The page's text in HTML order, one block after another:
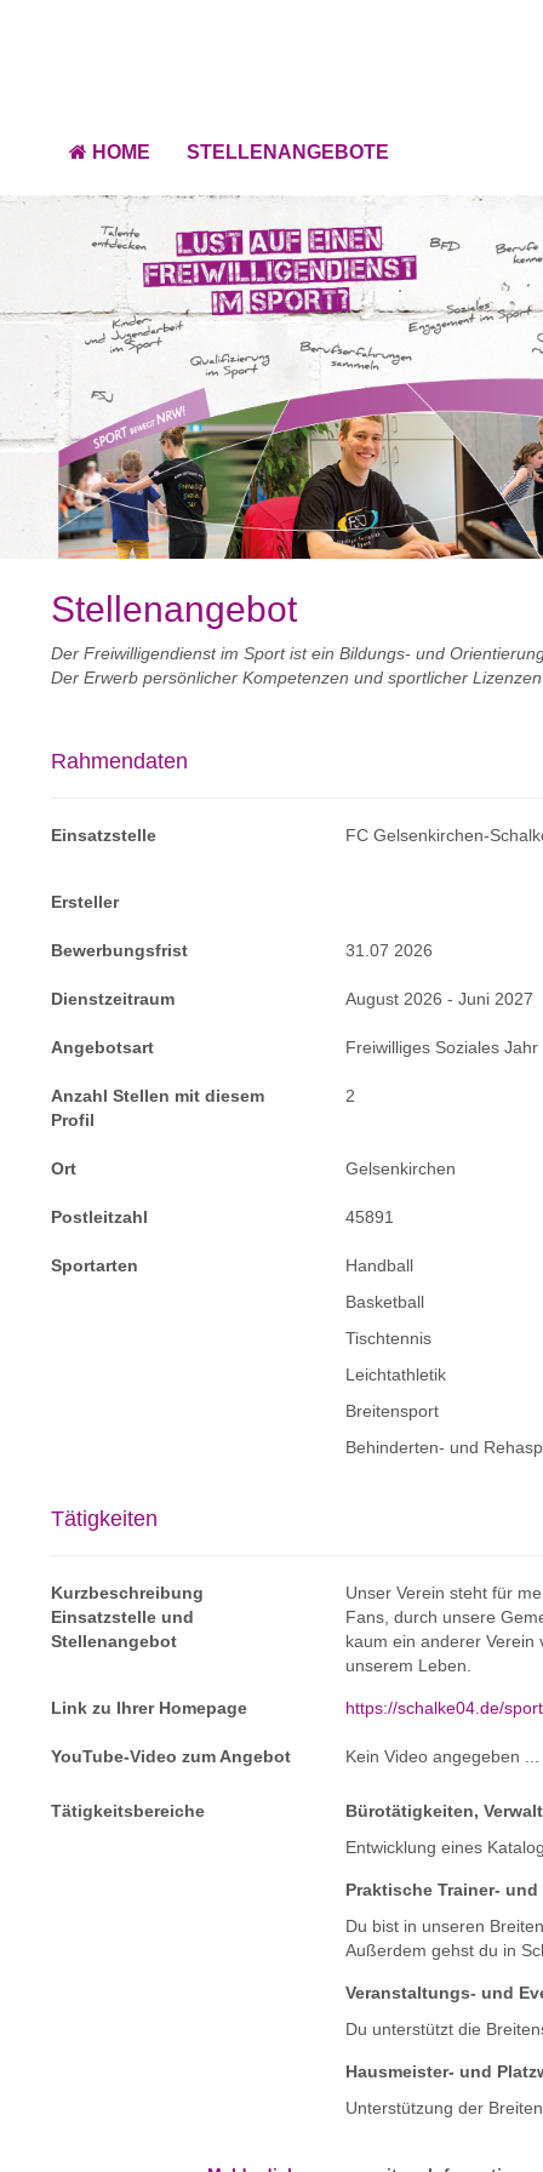
HOME STELLENANGEBOTE
Stellenangebot
Der Freiwilligendienst im Sport ist ein Bildungs- und
Der Erwerb persönlicher Kompetenzen und sportlicher
Rahmendaten
Einsatzstelle FC Gelsenkirchen-
Ersteller
Bewerbungsfrist 31.07 2026
Dienstzeitraum August 2026 - Juni 2027
Angebotsart Freiwilliges Soziales Jahr
Anzahl Stellen mit diesem
Profil
2
Ort Gelsenkirchen
Postleitzahl 45891
Sportarten
Handball
Basketball
Tischtennis
Leichtathletik
Breitensport
Behinderten- und
Tätigkeiten
Kurzbeschreibung
Einsatzstelle und
Stellenangebot
Unser Verein steht für
Fans, durch unsere
kaum ein anderer Verein
unserem Leben.
Link zu Ihrer Homepage https://schalke04.de/
YouTube-Video zum Angebot Kein Video angegeben ...
Tätigkeitsbereiche
Bürotätigkeiten,
Entwicklung eines
Praktische Trainer-
Du bist in unseren
Außerdem gehst du in
Veranstaltungs- und
Du unterstützt die
Hausmeister- und
Unterstützung der